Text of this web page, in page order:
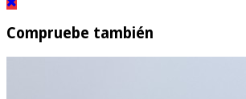
Compruebe también